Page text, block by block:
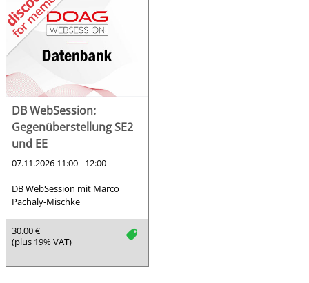
DB WebSession:
Gegenüberstellung SE2
und EE
07.11.2026 11:00 - 12:00
DB WebSession mit Marco
Pachaly-Mischke
tag
30.00 €
(plus 19% VAT)